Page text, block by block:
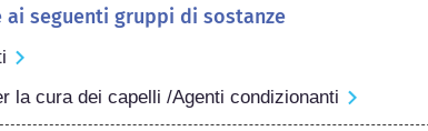
ai seguenti gruppi di sostanze
la cura dei capelli /Agenti condizionanti